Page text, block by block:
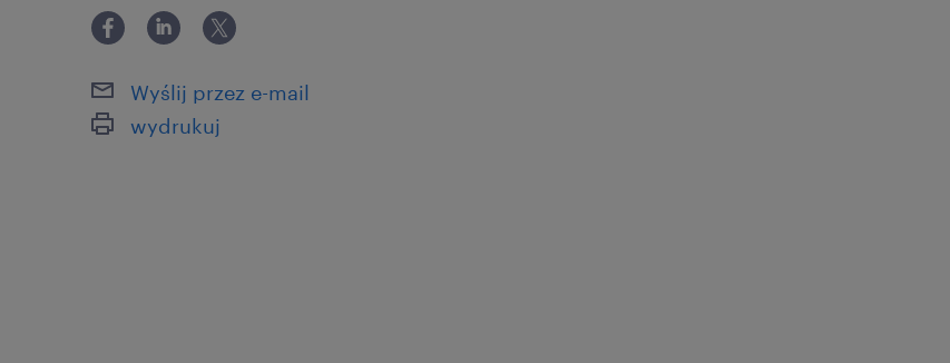
Wyślij przez e-mail
wydrukuj